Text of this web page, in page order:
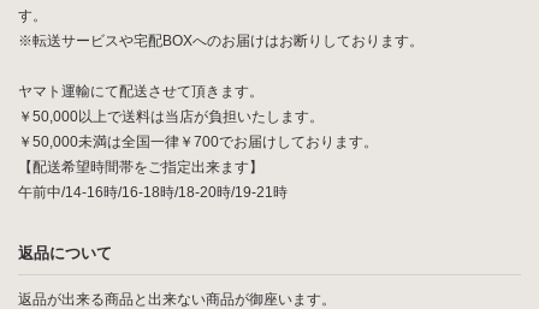
す。
※転送サービスや宅配BOXへのお届けはお断りしております。
ヤマト運輸にて配送させて頂きます。
￥50,000以上で送料は当店が負担いたします。
￥50,000未満は全国一律￥700でお届けしております。
【配送希望時間帯をご指定出来ます】
午前中/14-16時/16-18時/18-20時/19-21時
返品について
返品が出来る商品と出来ない商品が御座います。